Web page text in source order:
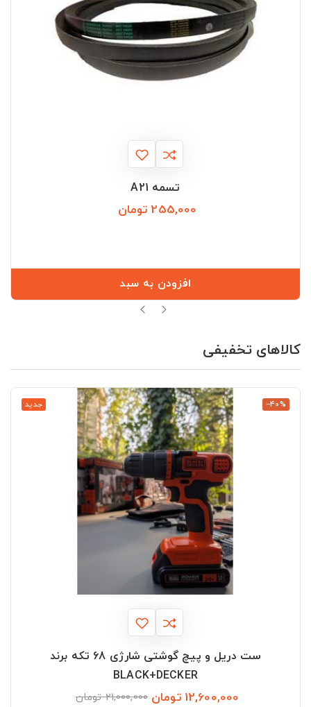
تسمه A21
255,000 تومان
افزودن به سبد
کالاهای تخفیفی
جدید ‎−40%
ست دریل و پیچ گوشتی شارژی 68 تکه برند
BLACK+DECKER
12,600,000 تومان 21,000,000 تومان